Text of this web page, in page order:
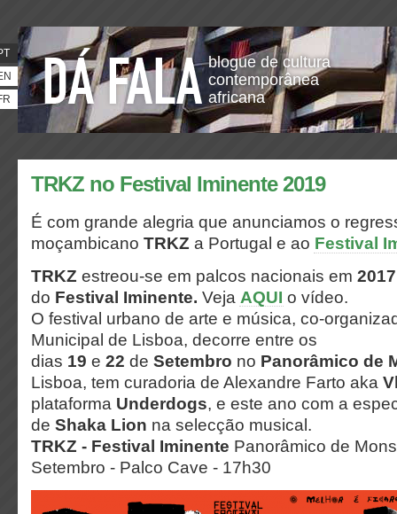
blogue de cultura
contemporânea
africana
TRKZ no Festival Iminente 2019
É com grande alegria que anunciamos o
moçambicano TRKZ a Portugal e ao Festival
TRKZ estreou-se em palcos nacionais em 2017
do Festival Iminente. Veja AQUI o vídeo.
O festival urbano de arte e música, co-
Municipal de Lisboa, decorre entre os
dias 19 e 22 de Setembro no Panorâmico de
Lisboa, tem curadoria de Alexandre Farto aka
plataforma Underdogs, e este ano com a
de Shaka Lion na selecção musical.
TRKZ - Festival Iminente Panorâmico de
Setembro - Palco Cave - 17h30